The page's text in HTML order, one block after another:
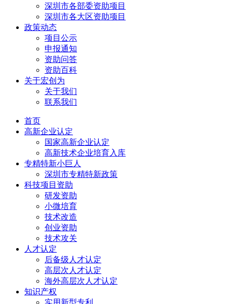
深圳市各部委资助项目
深圳市各大区资助项目
政策动态
项目公示
申报通知
资助问答
资助百科
关于宏创为
关于我们
联系我们
首页
高新企业认定
国家高新企业认定
高新技术企业培育入库
专精特新小巨人
深圳市专精特新政策
科技项目资助
研发资助
小微培育
技术改造
创业资助
技术攻关
人才认定
后备级人才认定
高层次人才认定
海外高层次人才认定
知识产权
实用新型专利